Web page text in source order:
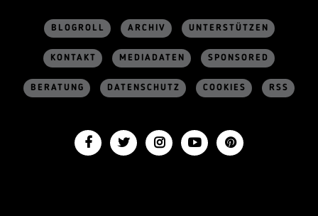
BLOGROLL ARCHIV UNTERSTÜTZEN
KONTAKT MEDIADATEN SPONSORED
BERATUNG DATENSCHUTZ COOKIES RSS